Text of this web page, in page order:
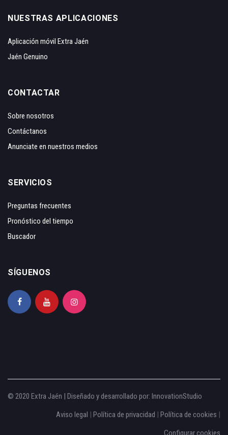
NUESTRAS APLICACIONES
Aplicación móvil Extra Jaén
Jaén Genuino
CONTACTAR
Sobre nosotros
Contáctanos
Anunciate en nuestros medios
SERVICIOS
Preguntas frecuentes
Pronóstico del tiempo
Buscador
SÍGUENOS
© 2020 Extra Jaén | Diseñado y desarrollado por: InnovationStudio
Aviso legal | Política de privacidad | Política de cookies |
Configurar cookies